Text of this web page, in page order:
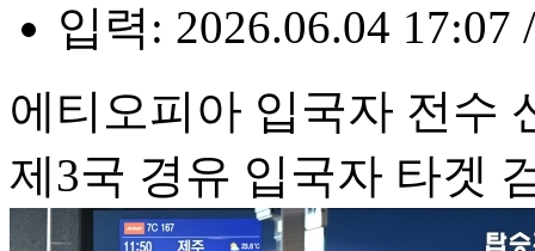
입력: 2026.06.04 17:07
에티오피아 입국자 전수
제3국 경유 입국자 타겟